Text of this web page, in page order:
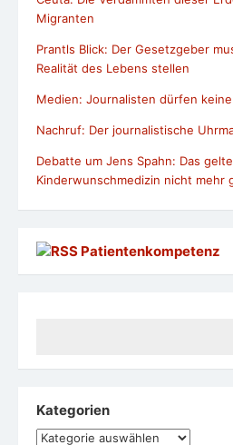
Migranten
Prantls Blick: Der Gesetzgeber
Realität des Lebens stellen
Medien: Journalisten dürfen
Nachruf: Der journalistische
Debatte um Jens Spahn: Das
Kinderwunschmedizin nicht mehr
Patientenkompetenz
Kategorien
Kategorien